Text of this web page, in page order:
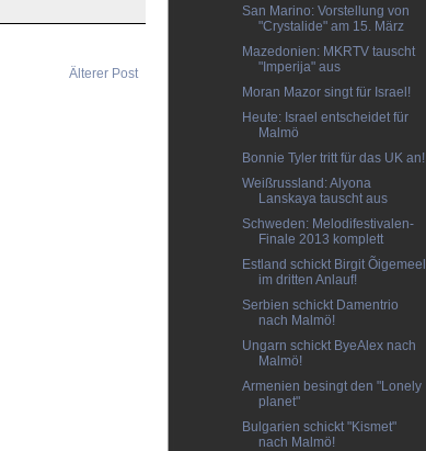
Älterer Post
San Marino: Vorstellung von
"Crystalide" am 15. März
Mazedonien: MKRTV tauscht
"Imperija" aus
Moran Mazor singt für Israel!
Heute: Israel entscheidet für
Malmö
Bonnie Tyler tritt für das UK an!
Weißrussland: Alyona
Lanskaya tauscht aus
Schweden: Melodifestivalen-
Finale 2013 komplett
Estland schickt Birgit Õigemeel
im dritten Anlauf!
Serbien schickt Damentrio
nach Malmö!
Ungarn schickt ByeAlex nach
Malmö!
Armenien besingt den "Lonely
planet"
Bulgarien schickt "Kismet"
nach Malmö!